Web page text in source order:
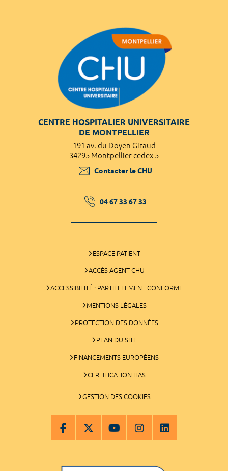
CENTRE HOSPITALIER UNIVERSITAIRE
DE MONTPELLIER
191 av. du Doyen Giraud
34295 Montpellier cedex 5
Contacter le CHU
04 67 33 67 33
ESPACE PATIENT
ACCÈS AGENT CHU
ACCESSIBILITÉ : PARTIELLEMENT CONFORME
MENTIONS LÉGALES
PROTECTION DES DONNÉES
PLAN DU SITE
FINANCEMENTS EUROPÉENS
CERTIFICATION HAS
GESTION DES COOKIES